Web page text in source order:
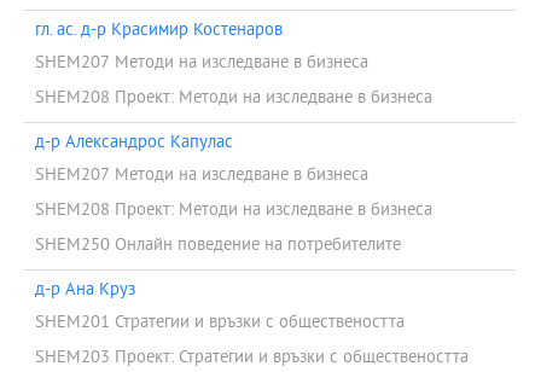
гл. ас. д-р Красимир Костенаров
SHEM207 Методи на изследване в бизнеса
SHEM208 Проект: Методи на изследване в бизнеса
д-р Александрос Капулас
SHEM207 Методи на изследване в бизнеса
SHEM208 Проект: Методи на изследване в бизнеса
SHEM250 Онлайн поведение на потребителите
д-р Ана Круз
SHEM201 Стратегии и връзки с обществеността
SHEM203 Проект: Стратегии и връзки с обществеността